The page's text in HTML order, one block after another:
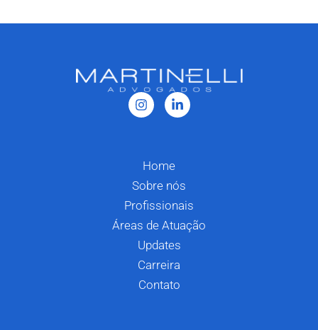
Home
Sobre nós
Profissionais
Áreas de Atuação
Updates
Carreira
Contato